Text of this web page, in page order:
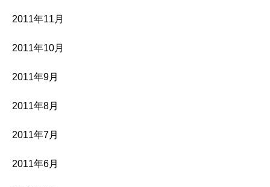
2011年11月
2011年10月
2011年9月
2011年8月
2011年7月
2011年6月